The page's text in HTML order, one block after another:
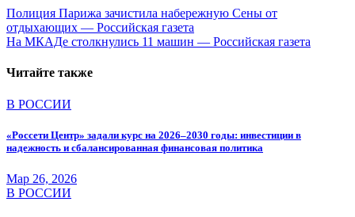
Навигация
по
Полиция Парижа зачистила набережную Сены от
отдыхающих — Российская газета
На МКАДе столкнулись 11 машин — Российская газета
Читайте также
В РОССИИ
«Россети Центр» задали курс на 2026–2030 годы: инвестиции в
надежность и сбалансированная финансовая политика
Мар 26, 2026
В РОССИИ